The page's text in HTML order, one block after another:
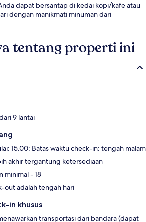
dapat bersantap di kedai kopi/kafe atau
dengan manikmati minuman dari
tentang properti ini
9 lantai
15.00; Batas waktu check-in: tengah malam
akhir tergantung ketersediaan
minimal - 18
out adalah tengah hari
in khusus
transportasi dari bandara (dapat